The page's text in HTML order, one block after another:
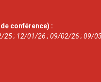
conférence) :
25 ; 12/01/26 ; 09/02/26 ; 09/